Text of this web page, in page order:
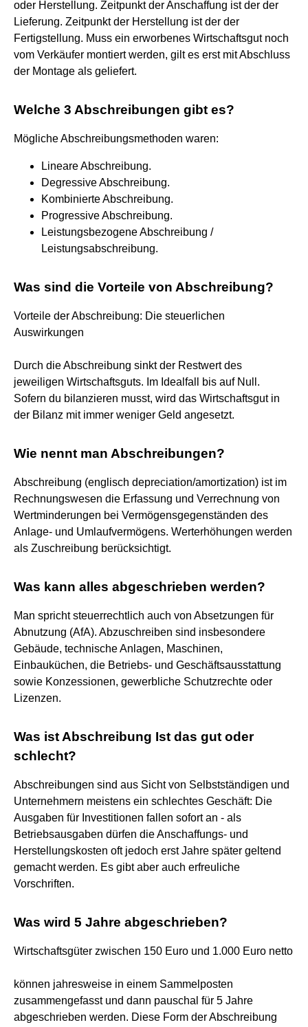
oder Herstellung. Zeitpunkt der Anschaffung ist der der
Lieferung. Zeitpunkt der Herstellung ist der der
Fertigstellung. Muss ein erworbenes Wirtschaftsgut noch
vom Verkäufer montiert werden, gilt es erst mit Abschluss
der Montage als geliefert.
Welche 3 Abschreibungen gibt es?
Mögliche Abschreibungsmethoden waren:
Lineare Abschreibung.
Degressive Abschreibung.
Kombinierte Abschreibung.
Progressive Abschreibung.
Leistungsbezogene Abschreibung /
Leistungsabschreibung.
Was sind die Vorteile von Abschreibung?
Vorteile der Abschreibung: Die steuerlichen
Auswirkungen
Durch die Abschreibung sinkt der Restwert des
jeweiligen Wirtschaftsguts. Im Idealfall bis auf Null.
Sofern du bilanzieren musst, wird das Wirtschaftsgut in
der Bilanz mit immer weniger Geld angesetzt.
Wie nennt man Abschreibungen?
Abschreibung (englisch depreciation/amortization) ist im
Rechnungswesen die Erfassung und Verrechnung von
Wertminderungen bei Vermögensgegenständen des
Anlage- und Umlaufvermögens. Werterhöhungen werden
als Zuschreibung berücksichtigt.
Was kann alles abgeschrieben werden?
Man spricht steuerrechtlich auch von Absetzungen für
Abnutzung (AfA). Abzuschreiben sind insbesondere
Gebäude, technische Anlagen, Maschinen,
Einbauküchen, die Betriebs- und Geschäftsausstattung
sowie Konzessionen, gewerbliche Schutzrechte oder
Lizenzen.
Was ist Abschreibung Ist das gut oder
schlecht?
Abschreibungen sind aus Sicht von Selbstständigen und
Unternehmern meistens ein schlechtes Geschäft: Die
Ausgaben für Investitionen fallen sofort an - als
Betriebsausgaben dürfen die Anschaffungs- und
Herstellungskosten oft jedoch erst Jahre später geltend
gemacht werden. Es gibt aber auch erfreuliche
Vorschriften.
Was wird 5 Jahre abgeschrieben?
Wirtschaftsgüter zwischen 150 Euro und 1.000 Euro netto
können jahresweise in einem Sammelposten
zusammengefasst und dann pauschal für 5 Jahre
abgeschrieben werden. Diese Form der Abschreibung